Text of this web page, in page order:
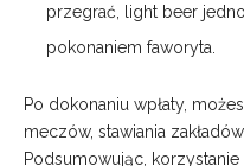
przegrać, light beer
pokonaniem faworyta.
Po dokonaniu wpłaty,
meczów, stawiania
Podsumowując,